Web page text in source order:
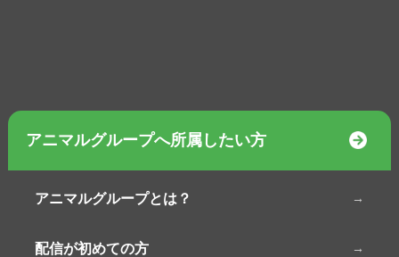
アニマルグループへ所属したい方
アニマルグループとは？
配信が初めての方